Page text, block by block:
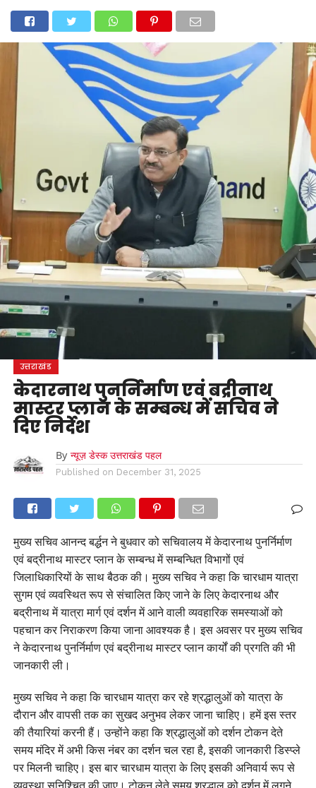
उत्तराखंड अल्मोड़ाउत्तरकाशीउधम सिंह नगर
टिहरी गढ़वाल
नैनीताल पिथौरागढ़पौड़ी गढ़वालबागेश्वररुद्रप्रयागहरिद्वारदेश
दुनिया
मनोरंजन
उत्तराखंड
केदारनाथ पुनर्निर्माण एवं बद्रीनाथ
मास्टर प्लान के सम्बन्ध में सचिव ने
दिए निर्देश
By न्यूज़ डेस्क उत्तराखंड पहल
Published on December 31, 2025
मुख्य सचिव आनन्द बर्द्धन ने बुधवार को सचिवालय में केदारनाथ पुनर्निर्माण
एवं बद्रीनाथ मास्टर प्लान के सम्बन्ध में सम्बन्धित विभागों एवं
जिलाधिकारियों के साथ बैठक की। मुख्य सचिव ने कहा कि चारधाम यात्रा
सुगम एवं व्यवस्थित रूप से संचालित किए जाने के लिए केदारनाथ और
बद्रीनाथ में यात्रा मार्ग एवं दर्शन में आने वाली व्यवहारिक समस्याओं को
पहचान कर निराकरण किया जाना आवश्यक है। इस अवसर पर मुख्य सचिव
ने केदारनाथ पुनर्निर्माण एवं बद्रीनाथ मास्टर प्लान कार्यों की प्रगति की भी
जानकारी ली।
मुख्य सचिव ने कहा कि चारधाम यात्रा कर रहे श्रद्धालुओं को यात्रा के
दौरान और वापसी तक का सुखद अनुभव लेकर जाना चाहिए। हमें इस स्तर
की तैयारियां करनी हैं। उन्होंने कहा कि श्रद्धालुओं को दर्शन टोकन देते
समय मंदिर में अभी किस नंबर का दर्शन चल रहा है, इसकी जानकारी डिस्प्ले
पर मिलनी चाहिए। इस बार चारधाम यात्रा के लिए इसकी अनिवार्य रूप से
व्यवस्था सुनिश्चित की जाए। टोकन लेते समय श्रद्धालु को दर्शन में लगने